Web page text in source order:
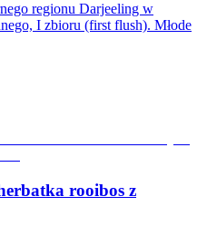
regionu Darjeeling w
I zbioru (first flush). Młode
rooibos z